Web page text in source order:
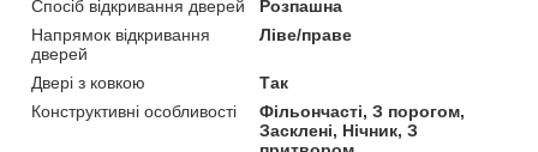
Спосіб відкривання дверей
Розпашна
Напрямок відкривання
дверей
Ліве/праве
Двері з ковкою
Так
Конструктивні особливості
Фільончасті, З порогом,
Засклені, Нічник, З